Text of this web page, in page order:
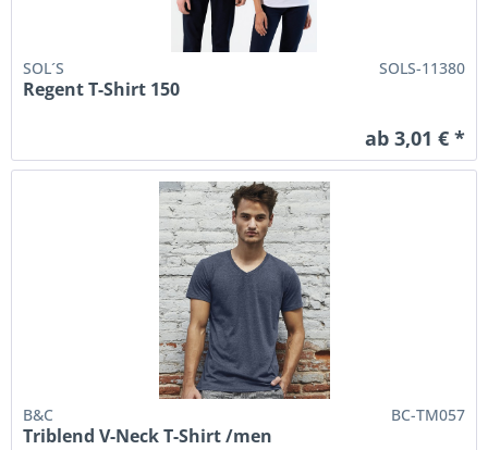
SOL´S SOLS-11380
Regent T-Shirt 150
ab 3,01 € *
B&C BC-TM057
Triblend V-Neck T-Shirt /men